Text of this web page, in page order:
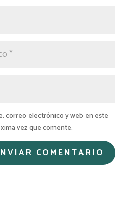
correo electrónico y web en este
vez que comente.